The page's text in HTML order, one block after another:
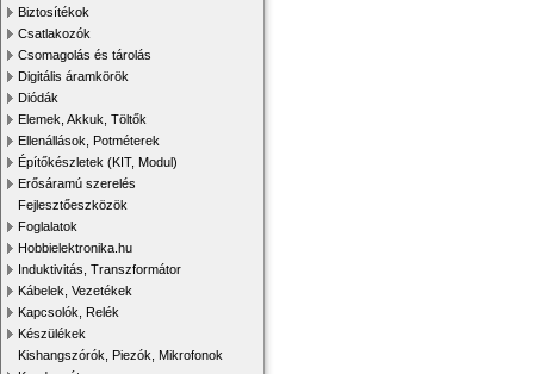
Biztosítékok
Csatlakozók
Csomagolás és tárolás
Digitális áramkörök
Diódák
Elemek, Akkuk, Töltők
Ellenállások, Potméterek
Építőkészletek (KIT, Modul)
Erősáramú szerelés
Fejlesztőeszközök
Foglalatok
Hobbielektronika.hu
Induktivitás, Transzformátor
Kábelek, Vezetékek
Kapcsolók, Relék
Készülékek
Kishangszórók, Piezók, Mikrofonok